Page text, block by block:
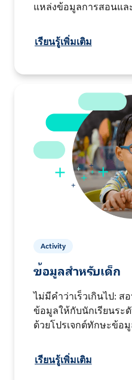
แหล่งข้อมูลการสอนแล
เรียนรู้เพิ่มเติม
Activity
ข้อมูลสำหรับเด็ก
ไม่มีคำว่าเร็วเกินไป: ส
ข้อมูลให้กับนักเรียนระ
ด้วยโปรเจกต์ทักษะข้อ
เรียนรู้เพิ่มเติม